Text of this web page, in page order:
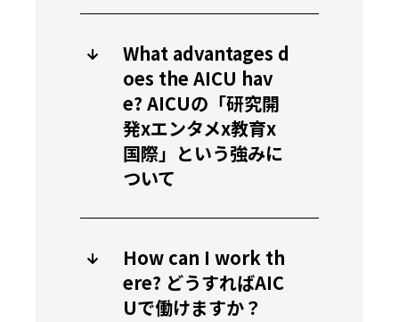
What advantages d
oes the AICU hav
e? AICUの「研究開
発xエンタメx教育x
国際」という強みに
ついて
How can I work th
ere? どうすればAIC
Uで働けますか？